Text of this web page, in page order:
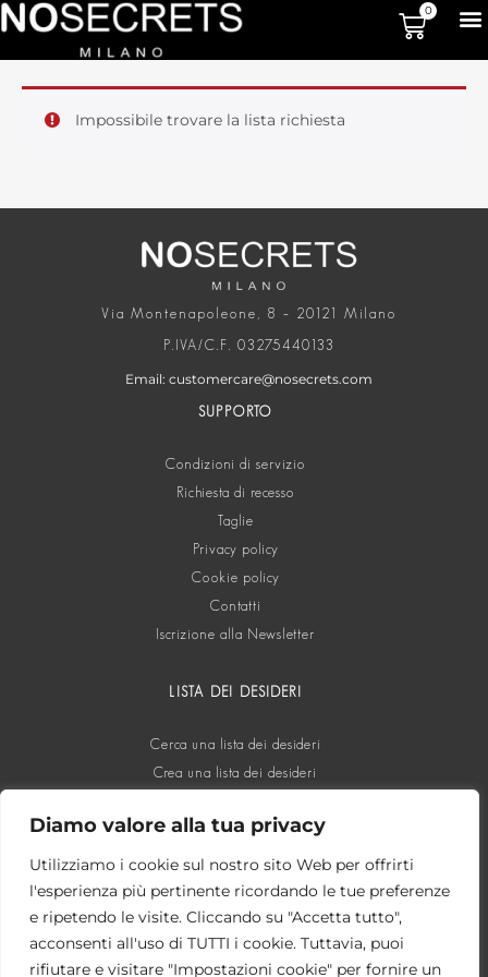
Diamo valore alla tua privacy
Utilizziamo i cookie sul nostro sito Web per offrirti
l'esperienza più pertinente ricordando le tue preferenze
e ripetendo le visite. Cliccando su "Accetta tutto",
acconsenti all'uso di TUTTI i cookie. Tuttavia, puoi
rifiutare e visitare "Impostazioni cookie" per fornire un
0
Impossibile trovare la lista richiesta
Via Montenapoleone, 8 – 20121 Milano
P.IVA/C.F. 03275440133
Email: customercare@nosecrets.com
SUPPORTO
Condizioni di servizio
Richiesta di recesso
Taglie
Privacy policy
Cookie policy
Contatti
Iscrizione alla Newsletter
LISTA DEI DESIDERI
Cerca una lista dei desideri
Crea una lista dei desideri
SOCIAL